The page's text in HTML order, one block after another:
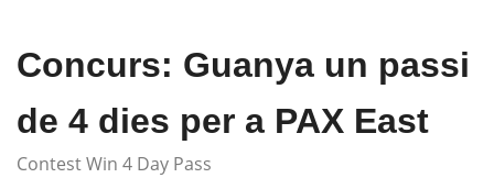
Concurs: Guanya un passi
de 4 dies per a PAX East
Contest Win 4 Day Pass